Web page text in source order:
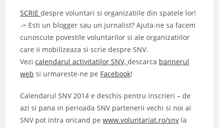
SCRIEdespre voluntari si organizatiile din spatele lor!
-> Esti un blogger sau un jurnalist? Ajuta-ne sa facem
cunoscute povestile voluntarilor si ale organizatiilor
care ii mobilizeaza si scrie despre SNV.
Vezicalendarul activitatilor SNV,descarca bannerul
web si urmareste-ne pe Facebook!
Calendarul SNV 2014 e deschis pentru inscrieri – de
azi si pana in perioada SNV partenerii vechi si noi ai
SNV pot intra oricand pewww.voluntariat.ro/snv la